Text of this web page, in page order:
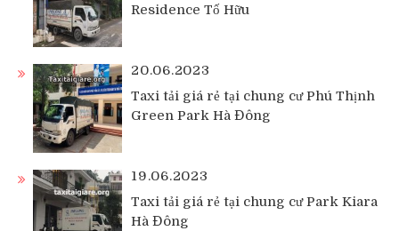
Residence Tố Hữu
20.06.2023
Taxi tải giá rẻ tại chung cư Phú Thịnh
Green Park Hà Đông
19.06.2023
Taxi tải giá rẻ tại chung cư Park Kiara
Hà Đông